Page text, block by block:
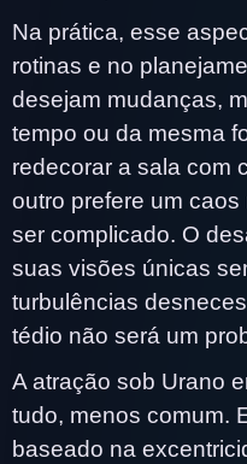
Na prática, esse
rotinas e no
desejam mudanças,
tempo ou da mesma
redecorar a sala com
outro prefere um
ser complicado. O
suas visões únicas
turbulências
tédio não será um
A atração sob Urano
tudo, menos comum.
baseado na